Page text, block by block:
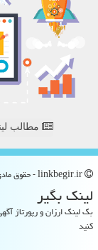
مطالب
لینك بگیر
بک لینک ارزان و رپورتاژ
کنید